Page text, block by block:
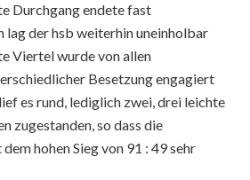
Durchgang endete fast
lag der hsb weiterhin uneinholbar
Viertel wurde von allen
Besetzung engagiert
es rund, lediglich zwei, drei leichte
zugestanden, so dass die
hohen Sieg von 91 : 49 sehr